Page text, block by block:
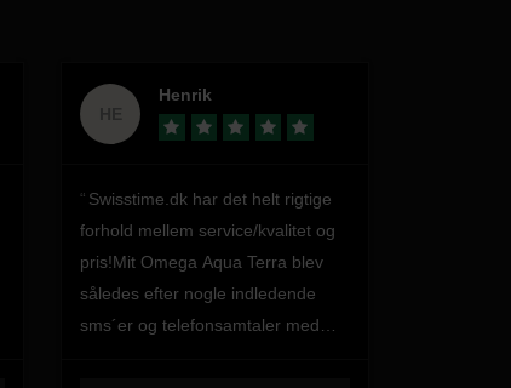
Henrik
Swisstime.dk har det helt rigtige
forhold mellem service/kvalitet og
pris!Mit Omega Aqua Terra blev
således efter nogle indledende
sms´er og telefonsamtaler med